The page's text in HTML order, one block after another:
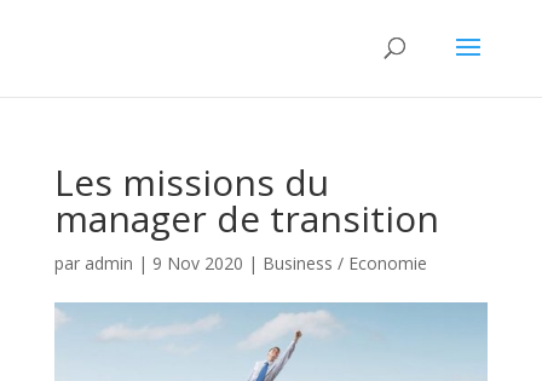
Les missions du
manager de transition
par admin | 9 Nov 2020 | Business / Economie